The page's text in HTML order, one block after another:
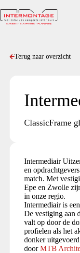
naar
de
Terug naar overzicht
ClassicFrame
Intermediair
en
match. Met
Epe en Zwolle
in onze regio.
Intermediair is
De vestiging aan
valt op door de
profielen als het
donker
doorMTB